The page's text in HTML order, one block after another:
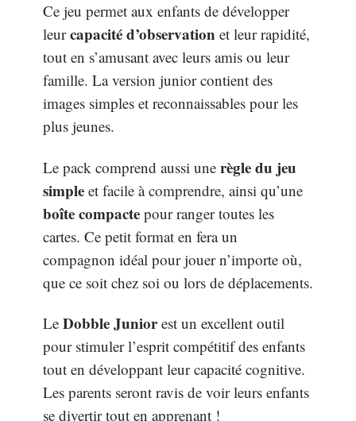
Ce jeu permet aux enfants de développer
leurcapacité d’observation et leur rapidité,
tout en s’amusant avec leurs amis ou leur
famille. La version junior contient des
images simples et reconnaissables pour les
plus jeunes.
Le pack comprend aussi une règle du jeu
simple et facile à comprendre, ainsi qu’une
boîte compacte pour ranger toutes les
cartes. Ce petit format en fera un
compagnon idéal pour jouer n’importe où,
que ce soit chez soi ou lors de déplacements.
Le Dobble Juniorest un excellent outil
pour stimuler l’esprit compétitif des enfants
tout en développant leur capacité cognitive.
Les parents seront ravis de voir leurs enfants
se divertir tout en apprenant !